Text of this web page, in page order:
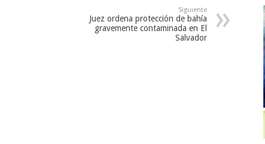
Siguiente
Juez ordena protección de bahía
gravemente contaminada en El
Salvador